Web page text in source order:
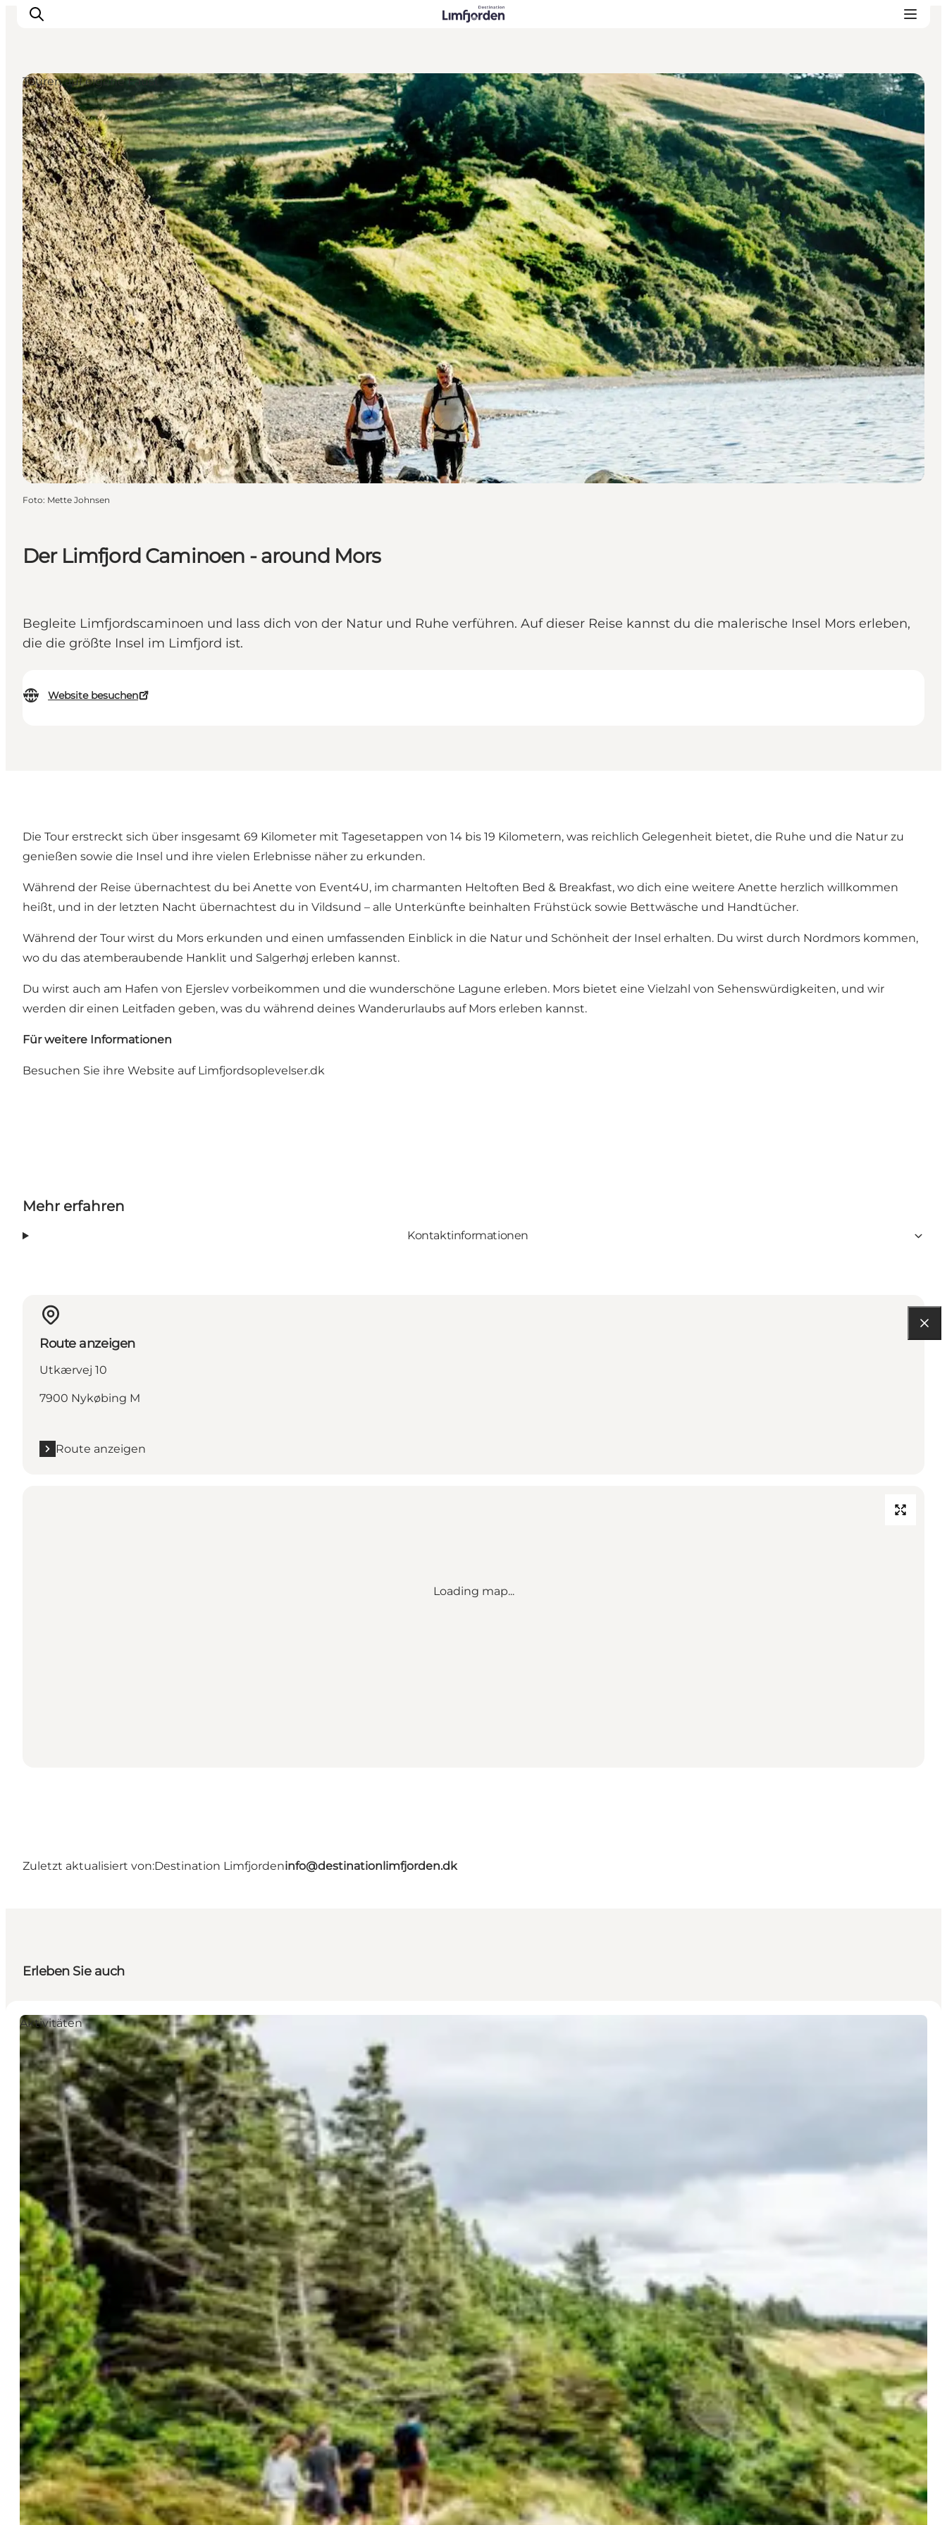
Der Limfjord Caminoen - around Mors
Begleite Limfjordscaminoen und lass dich von der Natur und Ruhe verführen. Auf dieser Reise kannst du die malerische Insel Mors erleben,
die die größte Insel im Limfjord ist.
Website besuchen
Touren auf eigene Faust
Foto: Mette Johnsen
Die Tour erstreckt sich über insgesamt 69 Kilometer mit Tagesetappen von 14 bis 19 Kilometern, was reichlich Gelegenheit bietet, die Ruhe und die Natur zu
genießen sowie die Insel und ihre vielen Erlebnisse näher zu erkunden.
Während der Reise übernachtest du bei Anette von Event4U, im charmanten Heltoften Bed & Breakfast, wo dich eine weitere Anette herzlich willkommen
heißt, und in der letzten Nacht übernachtest du in Vildsund – alle Unterkünfte beinhalten Frühstück sowie Bettwäsche und Handtücher.
Während der Tour wirst du Mors erkunden und einen umfassenden Einblick in die Natur und Schönheit der Insel erhalten. Du wirst durch Nordmors kommen,
wo du das atemberaubende Hanklit und Salgerhøj erleben kannst.
Du wirst auch am Hafen von Ejerslev vorbeikommen und die wunderschöne Lagune erleben. Mors bietet eine Vielzahl von Sehenswürdigkeiten, und wir
werden dir einen Leitfaden geben, was du während deines Wanderurlaubs auf Mors erleben kannst.
Für weitere Informationen
Besuchen Sie ihre Website auf Limfjordsoplevelser.dk
Mehr erfahren
Kontaktinformationen
Route anzeigen
Utkærvej 10
7900 Nykøbing M
Route anzeigen
Loading map...
Zuletzt aktualisiert von:Destination Limfjordeninfo@destinationlimfjorden.dk
Erleben Sie auch
Aktivitäten